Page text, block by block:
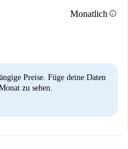
Monatlichinfo
Preise. Füge deine Daten
zu sehen.